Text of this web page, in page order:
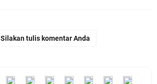
Silakan tulis komentar Anda